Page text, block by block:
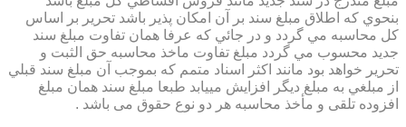
بنحوي كه اطلاق مبلغ سند بر آن امكان پذير باشد تحرير بر اساس
كل محاسبه مي گردد و در جائي كه عرفا همان تفاوت مبلغ سند
جديد محسوب مي گردد مبلغ تفاوت ماخذ محاسبه حق الثبت و
تحرير خواهد بود مانند اكثر اسناد متمم كه بموجب آن مبلغ سند قبلي
از مبلغي به مبلغ ديگر افزايش مييابد طبعا مبلغ سند همان مبلغ
افزوده تلقی و مأخذ محاسبه هر دو نوع حقوق می باشد .